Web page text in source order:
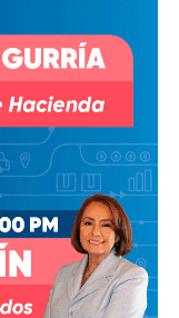
Estatal de
entonces
respondió a
Cardona con
derivó en ningún
Comisión Nacional
de la
a la empresa de